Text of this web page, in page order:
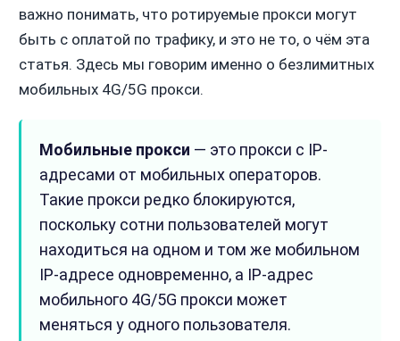
важно понимать, что ротируемые прокси могут
быть с оплатой по трафику, и это не то, о чём эта
статья. Здесь мы говорим именно о безлимитных
мобильных 4G/5G прокси.
Мобильные прокси — это прокси с IP-
адресами от мобильных операторов.
Такие прокси редко блокируются,
поскольку сотни пользователей могут
находиться на одном и том же мобильном
IP-адресе одновременно, а IP-адрес
мобильного 4G/5G прокси может
меняться у одного пользователя.